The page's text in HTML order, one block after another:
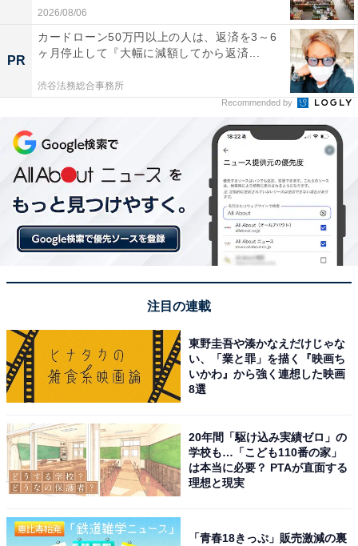
2026/08/06
PR
カードローン50万円以上の人は、返済を3～6
ヶ月停止して『大幅に減額してから返済...
渋谷法務総合事務所
Recommended by
注目の連載
東野圭吾や湊かなえだけじゃな
い、「業と罪」を描く『映画ち
いかわ』から強く連想した映画
8選
20年間「駆け込み実績ゼロ」の
学校も…「こども110番の家」
は本当に必要？ PTAが直面する
理想と現実
「青春18きっぷ」販売激減の裏